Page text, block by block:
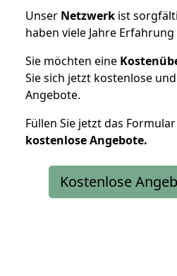
Unser Netzwerk ist
haben viele Jahre
Sie möchten eine
Sie sich jetzt kostenlose
Angebote.
Füllen Sie jetzt das
kostenloseAngebote.
Kostenlose